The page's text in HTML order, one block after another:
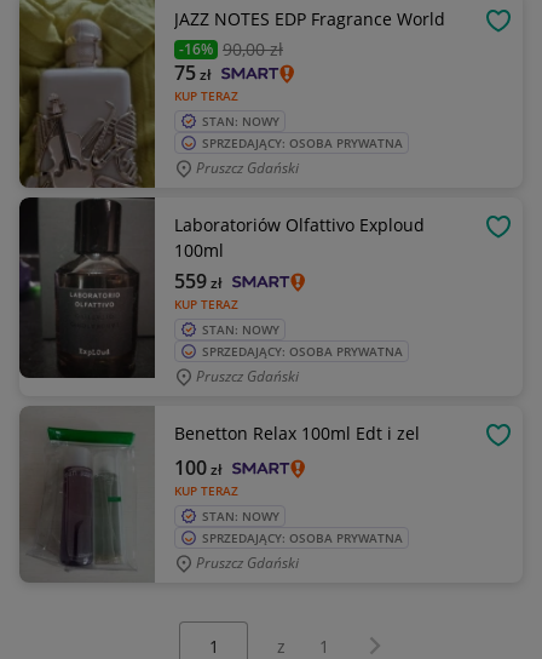
JAZZ NOTES EDP Fragrance World
-16% 90,00 zł
KUP TERAZ
75zł
STAN: NOWY
SPRZEDAJĄCY: OSOBA PRYWATNA
Pruszcz Gdański
Laboratoriów Olfattivo Exploud
100ml
KUP TERAZ
559zł
STAN: NOWY
SPRZEDAJĄCY: OSOBA PRYWATNA
Pruszcz Gdański
Benetton Relax 100ml Edt i zel
KUP TERAZ
100zł
STAN: NOWY
SPRZEDAJĄCY: OSOBA PRYWATNA
Pruszcz Gdański
z 1 Następna strona